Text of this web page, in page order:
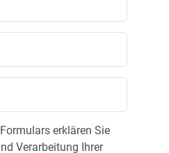
erklären Sie
Verarbeitung Ihrer